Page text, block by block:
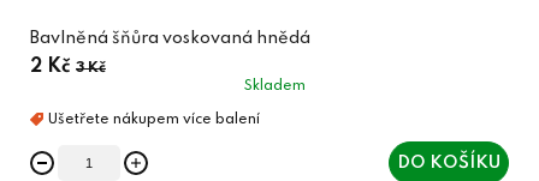
Bavlněná šňůra voskovaná hnědá
2 Kč 3 Kč
Skladem
DO KOŠÍKU